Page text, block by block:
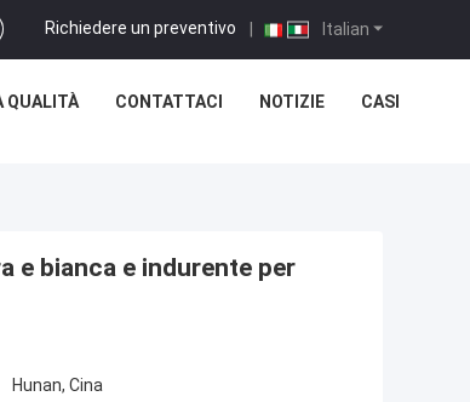
Italian
Richiedere un preventivo |
QUALITÀ CONTATTACI NOTIZIE CASI
e bianca e indurente per
Hunan, Cina